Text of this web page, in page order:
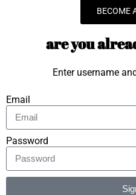
BECOME
are you
Enter username
Email
Password